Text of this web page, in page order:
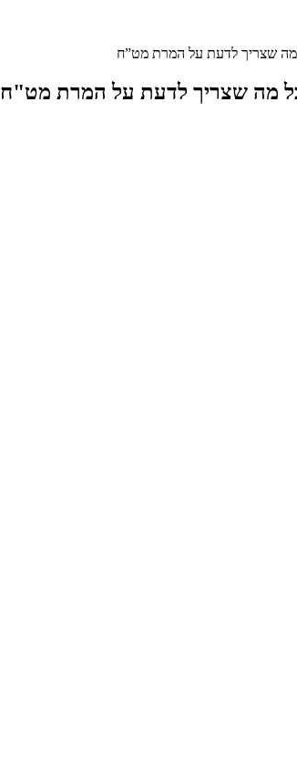
מה שצריך לדעת על המרת מט”ח
מה שצריך לדעת על המרת מט"ח